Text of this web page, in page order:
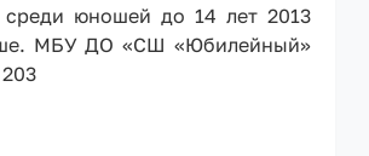
среди юношей до 14 лет 2013
МБУ ДО «СШ «Юбилейный»